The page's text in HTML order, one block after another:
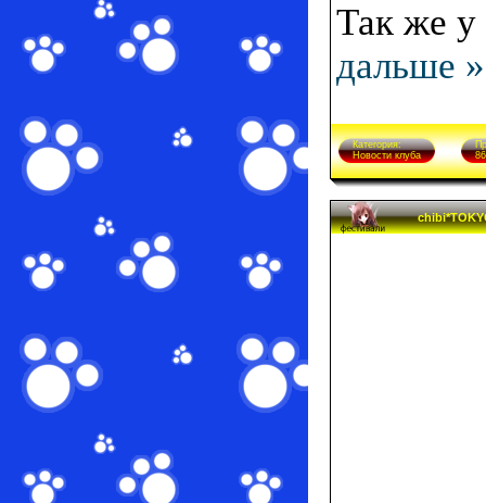
Так же у
дальше »
Категория:
Новости клуба